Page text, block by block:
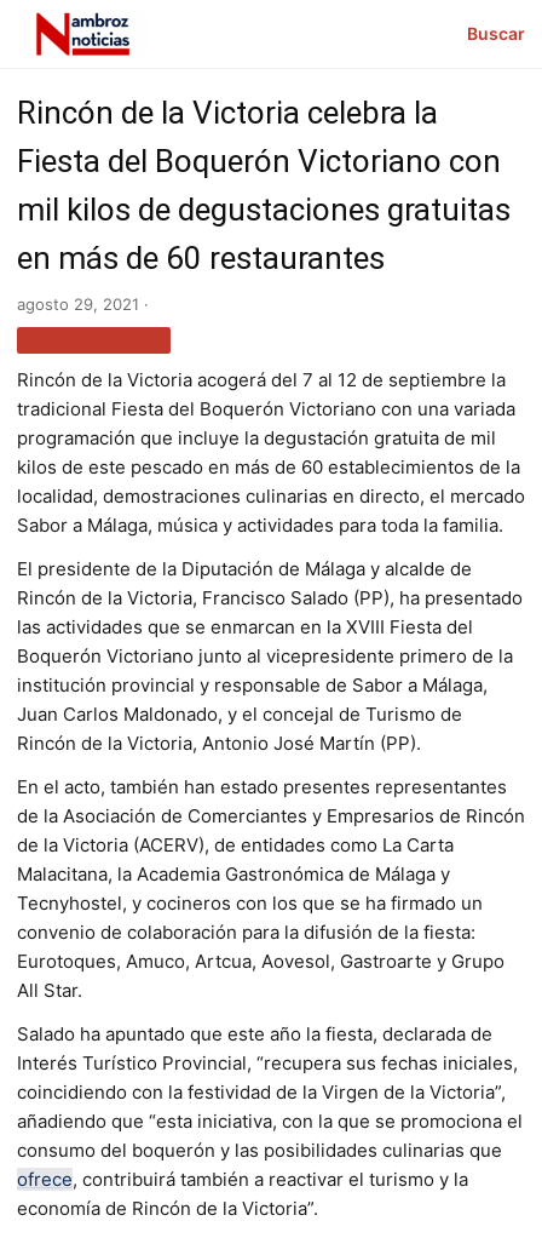
Buscar
Rincón de la Victoria celebra la
Fiesta del Boquerón Victoriano con
mil kilos de degustaciones gratuitas
en más de 60 restaurantes
agosto 29, 2021 ·
Rincón de la Victoria acogerá del 7 al 12 de septiembre la
tradicional Fiesta del Boquerón Victoriano con una variada
programación que incluye la degustación gratuita de mil
kilos de este pescado en más de 60 establecimientos de la
localidad, demostraciones culinarias en directo, el mercado
Sabor a Málaga, música y actividades para toda la familia.
El presidente de la Diputación de Málaga y alcalde de
Rincón de la Victoria, Francisco Salado (PP), ha presentado
las actividades que se enmarcan en la XVIII Fiesta del
Boquerón Victoriano junto al vicepresidente primero de la
institución provincial y responsable de Sabor a Málaga,
Juan Carlos Maldonado, y el concejal de Turismo de
Rincón de la Victoria, Antonio José Martín (PP).
En el acto, también han estado presentes representantes
de la Asociación de Comerciantes y Empresarios de Rincón
de la Victoria (ACERV), de entidades como La Carta
Malacitana, la Academia Gastronómica de Málaga y
Tecnyhostel, y cocineros con los que se ha firmado un
convenio de colaboración para la difusión de la fiesta:
Eurotoques, Amuco, Artcua, Aovesol, Gastroarte y Grupo
All Star.
Salado ha apuntado que este año la fiesta, declarada de
Interés Turístico Provincial, “recupera sus fechas iniciales,
coincidiendo con la festividad de la Virgen de la Victoria”,
añadiendo que “esta iniciativa, con la que se promociona el
consumo del boquerón y las posibilidades culinarias que
ofrece, contribuirá también a reactivar el turismo y la
economía de Rincón de la Victoria”.